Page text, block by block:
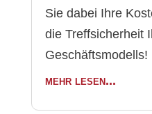
Sie dabei Ihre
die Treffsicherheit
Geschäftsmodells!
mehr lesen...